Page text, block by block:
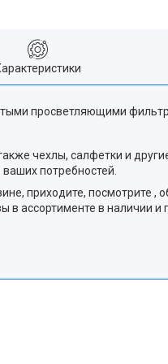
просветляющими
чехлы, салфетки и
потребностей.
приходите, посмотрите ,
ассортименте в наличии